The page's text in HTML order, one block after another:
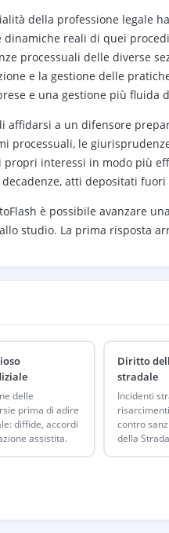
della professione legale
dinamiche reali di quei
processuali delle diverse
e la gestione delle
e una gestione più fluida
affidarsi a un difensore
processuali, le
propri interessi in modo più
atti depositati
è possibile avanzare
studio. La prima risposta
delle
prima di adire
diffide, accordi
assistita.
Diritto
stradale
Incidenti
contro
della